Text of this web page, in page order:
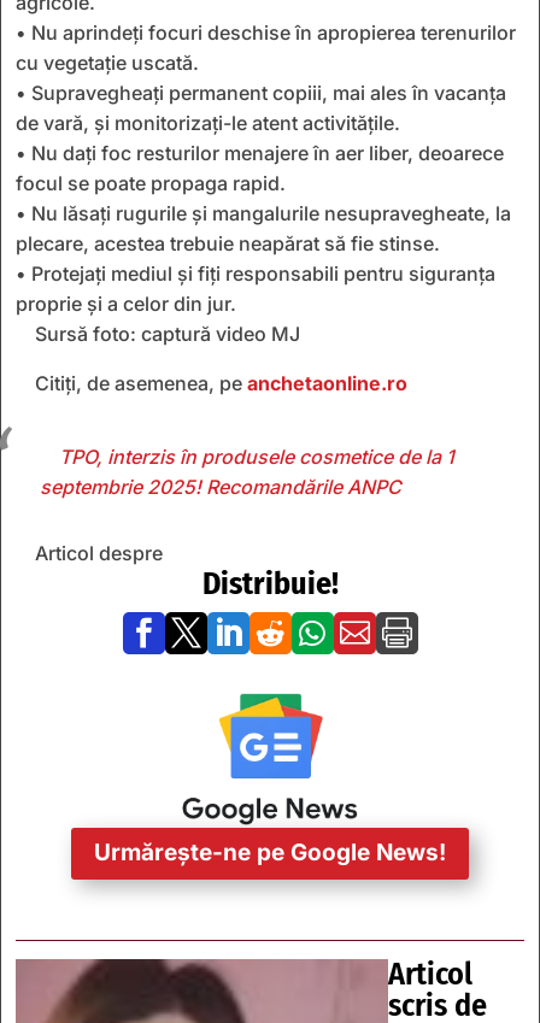
• Nu aprindeți focuri deschise în apropierea terenurilor
cu vegetație uscată.
• Supravegheați permanent copiii, mai ales în vacanța
de vară, și monitorizați-le atent activitățile.
• Nu dați foc resturilor menajere în aer liber, deoarece
focul se poate propaga rapid.
• Nu lăsați rugurile și mangalurile nesupravegheate, la
plecare, acestea trebuie neapărat să fie stinse.
• Protejați mediul și fiți responsabili pentru siguranța
proprie și a celor din jur.
Sursă foto: captură video MJ
Citiți, de asemenea, pe anchetaonline.ro
TPO, interzis în produsele cosmetice de la 1
septembrie 2025! Recomandările ANPC
Articol despre
Distribuie!
      
Urmărește-ne pe Google News!
Articol
scris de